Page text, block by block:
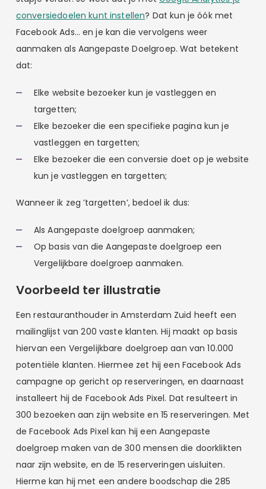
conversiedoelen kunt instellen? Dat kun je óók met
Facebook Ads… en je kan die vervolgens weer
aanmaken als Aangepaste Doelgroep. Wat betekent
dat:
Elke website bezoeker kun je vastleggen en
targetten;
Elke bezoeker die een specifieke pagina kun je
vastleggen en targetten;
Elke bezoeker die een conversie doet op je website
kun je vastleggen en targetten;
Wanneer ik zeg ’targetten’, bedoel ik dus:
Als Aangepaste doelgroep aanmaken;
Op basis van die Aangepaste doelgroep een
Vergelijkbare doelgroep aanmaken.
Voorbeeld ter illustratie
Een restauranthouder in Amsterdam Zuid heeft een
mailinglijst van 200 vaste klanten. Hij maakt op basis
hiervan een Vergelijkbare doelgroep aan van 10.000
potentiële klanten. Hiermee zet hij een Facebook Ads
campagne op gericht op reserveringen, en daarnaast
installeert hij de Facebook Ads Pixel. Dat resulteert in
300 bezoeken aan zijn website en 15 reserveringen. Met
de Facebook Ads Pixel kan hij een Aangepaste
doelgroep maken van de 300 mensen die doorklikten
naar zijn website, en de 15 reserveringen uisluiten.
Hierme kan hij met een andere boodschap die 285